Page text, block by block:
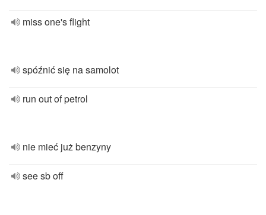
miss one's flight
spóźnić się na samolot
run out of petrol
nie mieć już benzyny
see sb off